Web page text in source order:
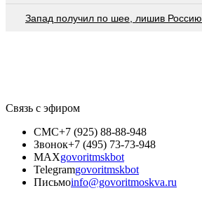
Запад получил по шее, лишив
Связь с эфиром
СМС+7 (925) 88-88-948
Звонок+7 (495) 73-73-948
MAXgovoritmskbot
Telegramgovoritmskbot
Письмоinfo@govoritmoskva.ru